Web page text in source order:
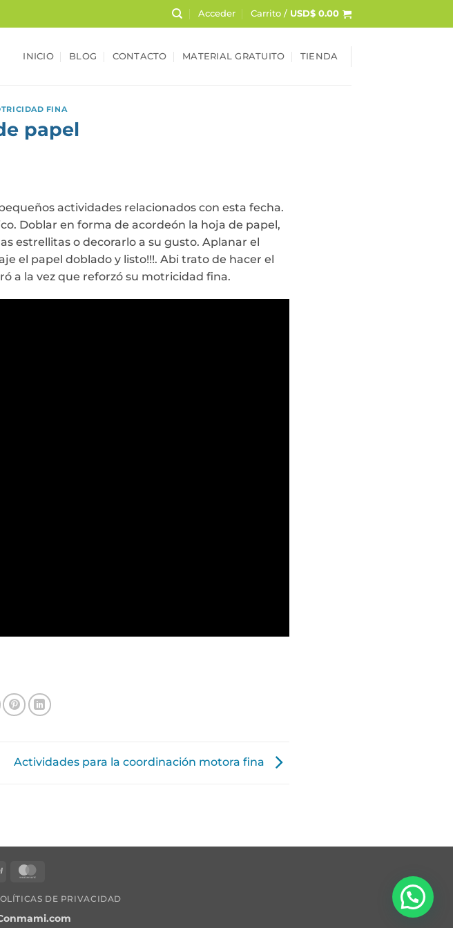
Acceder Carrito / USD$0.00
INICIO BLOG CONTACTO MATERIAL GRATUITO TIENDA
FINA
papel
actividades relacionados con esta fecha.
Doblar en forma de acordeón la hoja de papel,
estrellitas o decorarlo a su gusto. Aplanar el
el papel doblado y listo!!!. Abi trato de hacer el
a la vez que reforzó su motricidad fina.
Actividades para la coordinación motora fina
DE PRIVACIDAD